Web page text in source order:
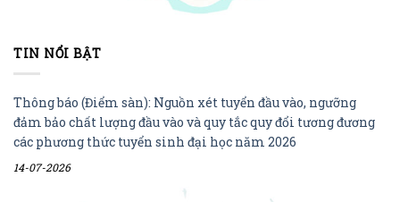
TIN NỔI BẬT
Thông báo (Điểm sàn): Nguồn xét tuyển đầu vào, ngưỡng
đảm bảo chất lượng đầu vào và quy tắc quy đổi tương đương
các phương thức tuyển sinh đại học năm 2026
14-07-2026